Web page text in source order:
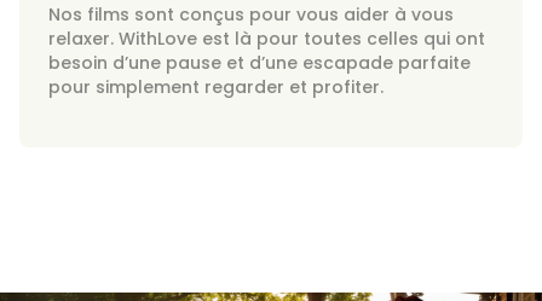
Nos films sont conçus pour vous aider à vous
relaxer. WithLove est là pour toutes celles qui ont
besoin d’une pause et d’une escapade parfaite
pour simplement regarder et profiter.